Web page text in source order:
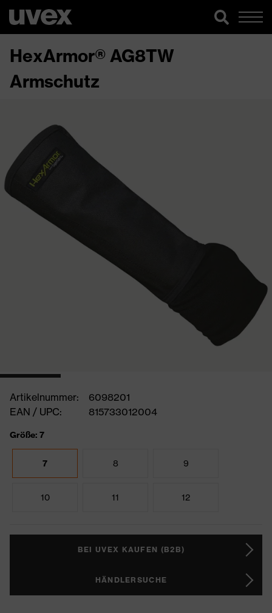
HexArmor® AG8TW
Armschutz
Artikelnummer:
6098201
EAN / UPC:
815733012004
Größe: 7
7 8 9
10 11 12
BEI UVEX KAUFEN (B2B)
HÄNDLERSUCHE